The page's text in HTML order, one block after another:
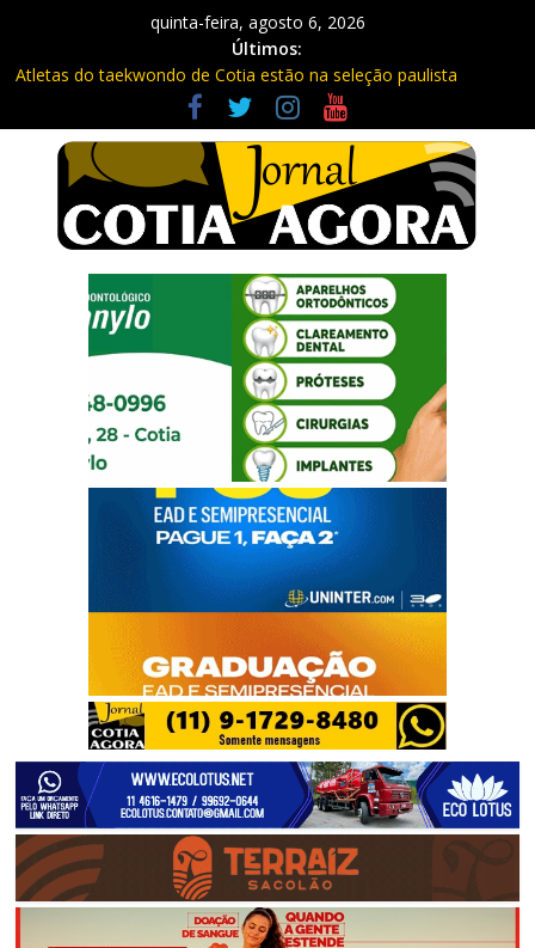
quinta-feira, agosto 6, 2026
Últimos:
Atletas do taekwondo de Cotia estão na seleção paulista
Fique atento: Câmeras com IA na Raposo Tavares já estão
multando
Repasse de impostos estaduais para Cotia já rendeu quase R$
300 milhões no ano
Três procurados da Justiça são presos em Cotia e Vargem
Grande pela PM